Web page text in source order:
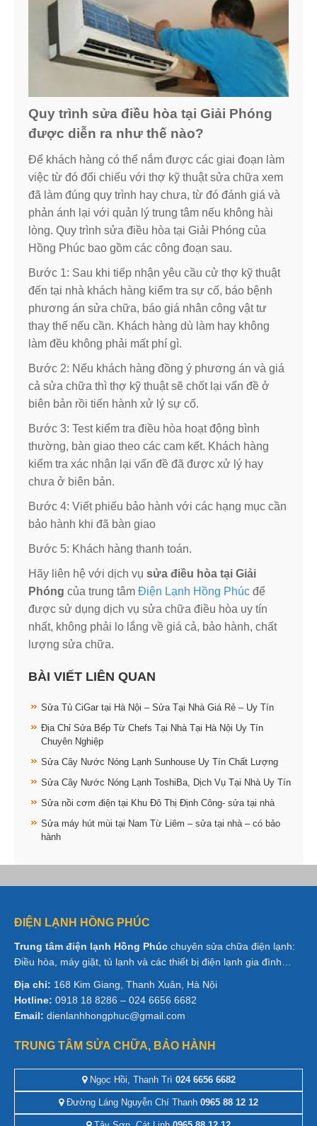
Quy trình sửa điều hòa tại Giải Phóng
được diễn ra như thế nào?
Để khách hàng có thể nắm được các giai đoạn làm
việc từ đó đối chiếu với thợ kỹ thuật sửa chữa xem
đã làm đúng quy trình hay chưa, từ đó đánh giá và
phản ánh lại với quản lý trung tâm nếu không hài
lòng. Quy trình sửa điều hòa tại Giải Phóng của
Hồng Phúc bao gồm các công đoạn sau.
Bước 1: Sau khi tiếp nhận yêu cầu cử thợ kỹ thuật
đến tại nhà khách hàng kiểm tra sự cố, báo bệnh
phương án sửa chữa, báo giá nhân công vật tư
thay thế nếu cần. Khách hàng dù làm hay không
làm đều không phải mất phí gì.
Bước 2: Nếu khách hàng đồng ý phương án và giá
cả sửa chữa thì thợ kỹ thuật sẽ chốt lại vấn đề ở
biên bản rồi tiến hành xử lý sự cố.
Bước 3: Test kiểm tra điều hòa hoạt động bình
thường, bàn giao theo các cam kết. Khách hàng
kiểm tra xác nhận lại vấn đề đã được xử lý hay
chưa ở biên bản.
Bước 4: Viết phiếu bảo hành với các hạng mục cần
bảo hành khi đã bàn giao
Bước 5: Khách hàng thanh toán.
Hãy liên hệ với dịch vụ sửa điều hòa tại Giải
Phóng của trung tâm Điện Lạnh Hồng Phúc để
được sử dụng dịch vụ sửa chữa điều hòa uy tín
nhất, không phải lo lắng về giá cả, bảo hành, chất
lượng sửa chữa.
BÀI VIẾT LIÊN QUAN
Sửa Tủ CiGar tại Hà Nội – Sửa Tại Nhà Giá Rẻ – Uy Tín
Địa Chỉ Sửa Bếp Từ Chefs Tại Nhà Tại Hà Nội Uy Tín
Chuyên Nghiệp
Sửa Cây Nước Nóng Lạnh Sunhouse Uy Tín Chất Lượng
Sửa Cây Nước Nóng Lạnh ToshiBa, Dịch Vụ Tại Nhà Uy Tín
Sửa nồi cơm điện tại Khu Đô Thị Định Công- sửa tại nhà
Sửa máy hút mùi tại Nam Từ Liêm – sửa tại nhà – có bảo
hành
ĐIỆN LẠNH HỒNG PHÚC
Trung tâm điện lạnh Hồng Phúc chuyên sửa chữa điện lạnh:
Điều hòa, máy giặt, tủ lạnh và các thiết bị điện lạnh gia đình…
Địa chỉ: 168 Kim Giang, Thanh Xuân, Hà Nội
Hotline: 0918 18 8286 – 024 6656 6682
Email: dienlanhhongphuc@gmail.com
TRUNG TÂM SỬA CHỮA, BẢO HÀNH
Ngọc Hồi, Thanh Trì 024 6656 6682
Đường Láng Nguyễn Chí Thanh 0965 88 12 12